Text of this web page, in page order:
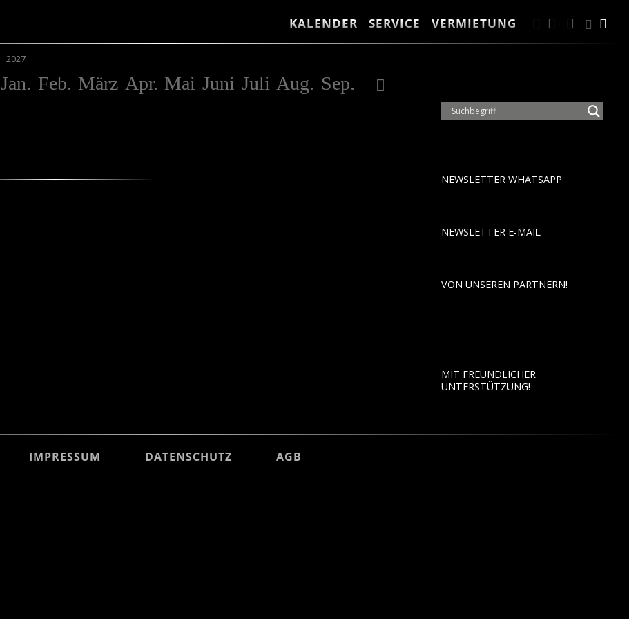
KALENDER SERVICE VERMIETUNG FACEBOOK
2027
Jan. Feb. März Apr. Mai Juni Juli Aug. Sep. Okt.
NEWSLETTER WHATSAPP
NEWSLETTER E-MAIL
VON UNSEREN PARTNERN!
MIT FREUNDLICHER
UNTERSTÜTZUNG!
IMPRESSUM DATENSCHUTZ AGB